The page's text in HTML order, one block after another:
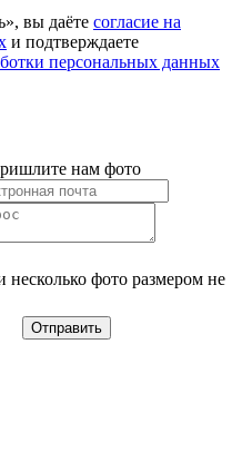
вы даёте согласие на
и подтверждаете
персональных данных
нам фото
фото размером не
Отправить